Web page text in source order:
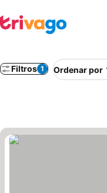
Filtros 1 Ordenar por